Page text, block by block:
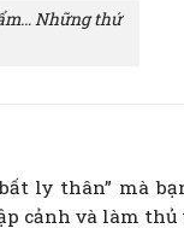
Những thứ
ly thân” mà
cảnh và làm thủ